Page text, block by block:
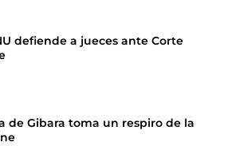
defiende a jueces ante Corte
de Gibara toma un respiro de la